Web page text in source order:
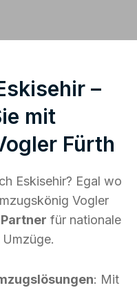
–
mit
Fürth
Eskisehir? Egal wo
Vogler
für nationale
: Mit